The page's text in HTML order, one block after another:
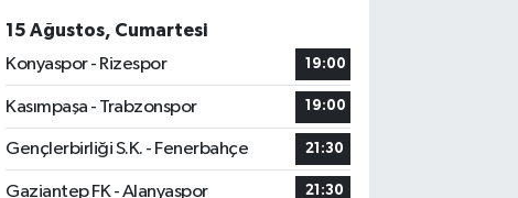
15 Ağustos, Cumartesi
Konyaspor - Rizespor
19:00
Kasımpaşa - Trabzonspor 19:00
Gençlerbirliği S.K. - Fenerbahçe 21:30
Gaziantep FK - Alanyaspor 21:30